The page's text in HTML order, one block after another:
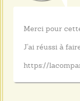
Merci pour
J'ai réussi à
https://